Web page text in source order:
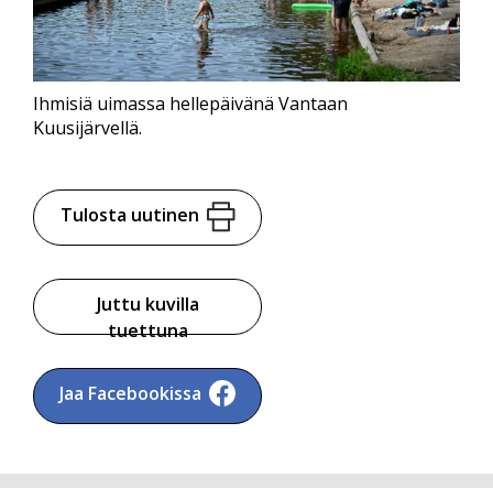
Ihmisiä uimassa hellepäivänä Vantaan
Kuusijärvellä.
Tulosta uutinen
Juttu kuvilla
tuettuna
Jaa Facebookissa